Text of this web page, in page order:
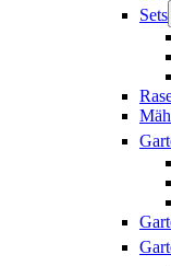
Sets